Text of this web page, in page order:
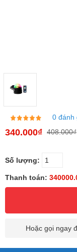
0 đánh
340.000₫ 408.000₫
Số lượng:
Thanh toán:
Hoặc gọi ngay